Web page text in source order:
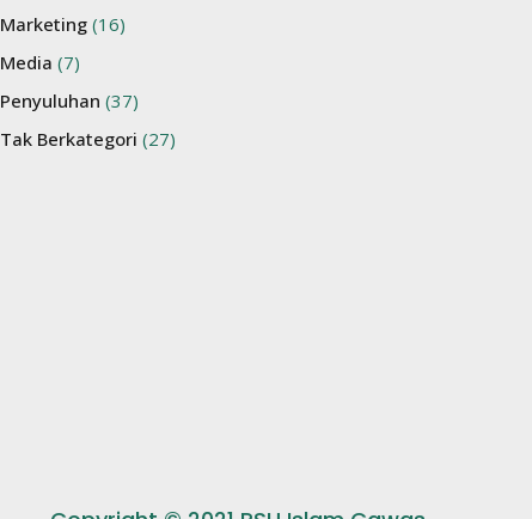
Marketing(16)
Media (7)
Penyuluhan (37)
Tak Berkategori (27)